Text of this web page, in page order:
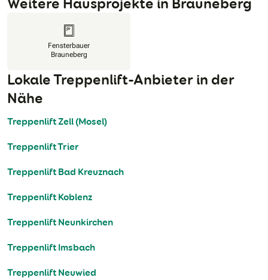
Fensterbauer
Brauneberg
Lokale Treppenlift-Anbieter in der
Nähe
Treppenlift Zell (Mosel)
Treppenlift Trier
Treppenlift Bad Kreuznach
Treppenlift Koblenz
Treppenlift Neunkirchen
Treppenlift Imsbach
Treppenlift Neuwied